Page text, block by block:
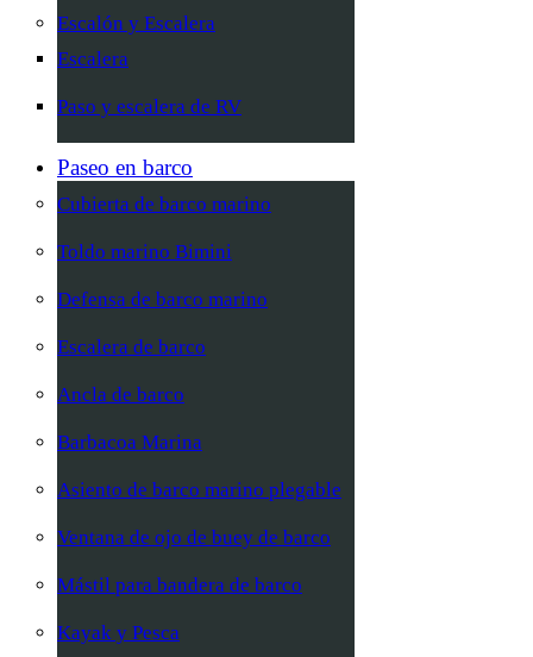
Escalón y Escalera
Escalera
Paso y escalera de RV
Paseo en barco
Cubierta de barco marino
Toldo marino Bimini
Defensa de barco marino
Escalera de barco
Ancla de barco
Barbacoa Marina
Asiento de barco marino plegable
Ventana de ojo de buey de barco
Mástil para bandera de barco
Kayak y Pesca